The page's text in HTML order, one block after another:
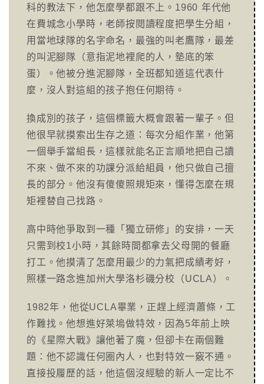
科的教法下，他怎麼學都跟不上。1960 年代他
在費城念小學時，老師按閱讀程度把學生分組，
用當地球隊的名字命名，最強的叫老鷹隊，最差
的叫泥腳隊（意指泥地裡爬的人，墊底的笨
蛋）。他被分進泥腳隊，全班都知道這代表什
麼，沒人對這組的孩子抱任何期待。
換成別的孩子，這個標籤大概會跟著一輩子。但
他很早就摸索出生存之道：每次分組作業，他第
一個舉手當組長，這樣就能名正言順地把自己讀
不來、做不來的功課分派給組員，他只做自己擅
長的部分。他沒有傻傻照規矩來，懂得怎麼在規
矩裡替自己找路。
高中時他爭取到一種「獨立研修」的安排，一天
只需到校1小時，其餘時間都拿去父母開的餐廳
打工。他摸清了怎麼用最少的力氣把成績考好，
照樣一路念進加州大學洛杉磯分校（UCLA）。
1982年，他從UCLA畢業，正趕上經濟蕭條，工
作難找。他想進好萊塢做特效，因為5年前上映
的《星際大戰》讓他著了魔，但卻卡在兩個難
題：他不認識任何圈內人，也對特效一竅不通。
直接投履歷的話，他這個沒經驗的新人一定比不